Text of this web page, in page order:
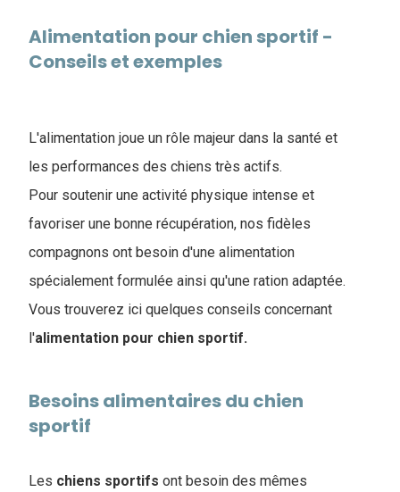
Alimentation pour chien sportif -
Conseils et exemples
L'alimentation joue un rôle majeur dans la santé et
les performances des chiens très actifs.
Pour soutenir une activité physique intense et
favoriser une bonne récupération, nos fidèles
compagnons ont besoin d'une alimentation
spécialement formulée ainsi qu'une ration adaptée.
Vous trouverez ici quelques conseils concernant
l'alimentation pour chien sportif.
Besoins alimentaires du chien
sportif
Les chiens sportifs ont besoin des mêmes